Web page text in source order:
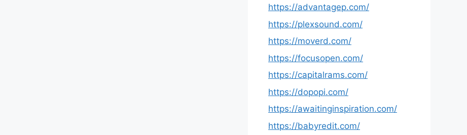
https://advantagep.com/
https://plexsound.com/
https://moverd.com/
https://focusopen.com/
https://capitalrams.com/
https://dopopi.com/
https://awaitinginspiration.com/
https://babyredit.com/